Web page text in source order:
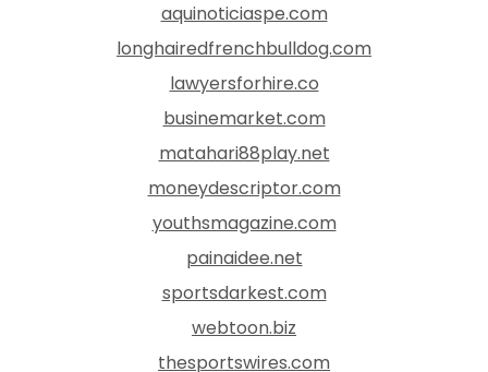
aquinoticiaspe.com
longhairedfrenchbulldog.com
lawyersforhire.co
businemarket.com
matahari88play.net
moneydescriptor.com
youthsmagazine.com
painaidee.net
sportsdarkest.com
webtoon.biz
thesportswires.com